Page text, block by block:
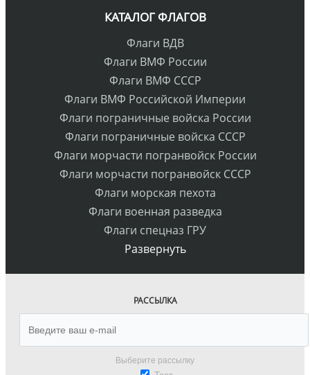
КАТАЛОГ ФЛАГОВ
Флаги ВДВ
Флаги ВМФ России
Флаги ВМФ СССР
Флаги ВМФ Российской Империи
Флаги пограничные войска России
Флаги пограничные войска СССР
Флаги морчасти погранвойск России
Флаги морчасти погранвойск СССР
Флаги морская пехота
Флаги военная разведка
Флаги спецназ ГРУ
Развернуть
РАССЫЛКА
Выберите рассылку